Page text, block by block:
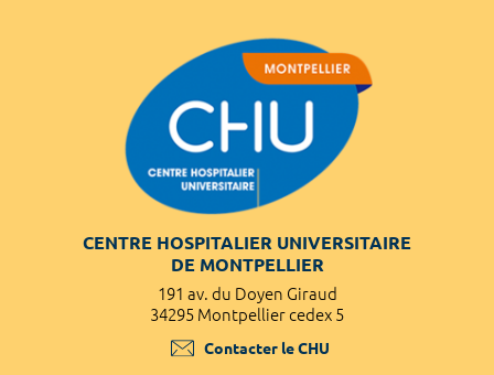
CENTRE HOSPITALIER UNIVERSITAIRE
DE MONTPELLIER
191 av. du Doyen Giraud
34295 Montpellier cedex 5
Contacter le CHU